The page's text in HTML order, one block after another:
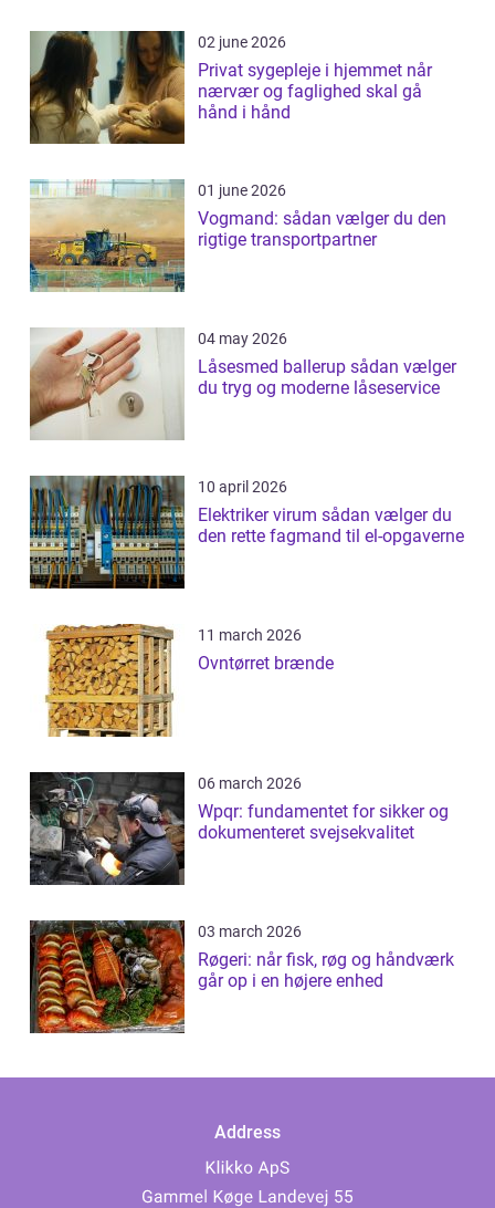
02 june 2026
Privat sygepleje i hjemmet når
nærvær og faglighed skal gå
hånd i hånd
01 june 2026
Vogmand: sådan vælger du den
rigtige transportpartner
04 may 2026
Låsesmed ballerup sådan vælger
du tryg og moderne låseservice
10 april 2026
Elektriker virum sådan vælger du
den rette fagmand til el-opgaverne
11 march 2026
Ovntørret brænde
06 march 2026
Wpqr: fundamentet for sikker og
dokumenteret svejsekvalitet
03 march 2026
Røgeri: når fisk, røg og håndværk
går op i en højere enhed
Address